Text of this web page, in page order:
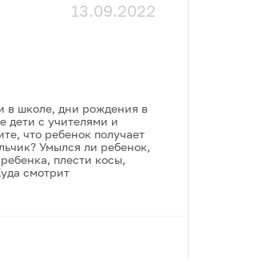
13.09.2022
в школе, дни рождения в
дети с учителями и
что ребенок получает
Умылся ли ребенок,
плести косы,
смотрит